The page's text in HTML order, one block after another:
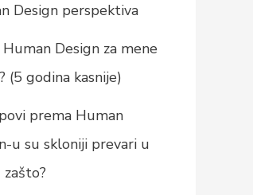
Design perspektiva
Design za mene
(5 godina kasnije)
prema Human
u su skloniji prevari u
zašto?